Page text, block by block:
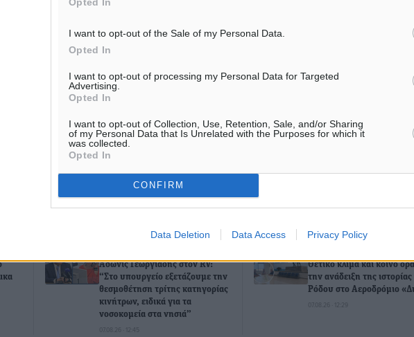
I want to opt-out of the Sale of my Personal Data.
Opted In
I want to opt-out of processing my Personal Data for Targeted
Advertising.
Opted In
I want to opt-out of Collection, Use, Retention, Sale, and/or Sharing
of my Personal Data that Is Unrelated with the Purposes for which it
was collected.
Opted In
CONFIRM
Data Deletion Data Access Privacy Policy
άρθρα μας στα αποτελέσματα αναζήτησης
News πατήστε ★ Ακολουθήστε
Άδωνις Γεωργιάδης στον RV:
“Στο υπουργείο εξετάζουμε την
θεσμοθέτηση τρίτης κατηγορίας
κινήτρων, ειδικά για τα
νοσοκομεία στα νησιά”
07.08.26 · 12:45
Θετικό κλίμα και κοινό
την ανάδειξη της ιστορίας
Ρόδου στο Αεροδρόμιο
07.08.26 · 12:29